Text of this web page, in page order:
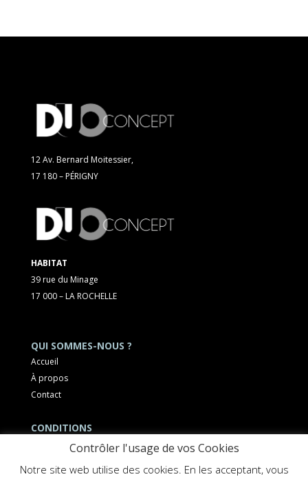
12 Av. Bernard Moitessier,
17 180 – PÉRIGNY
HABITAT
39 rue du Minage
17 000 – LA ROCHELLE
QUI SOMMES-NOUS ?
Accueil
À propos
Contact
CONDITIONS
Mentions légalesContrôler l'usage de vos Cookies
Notre site web utilise des cookies. En les acceptant, vous